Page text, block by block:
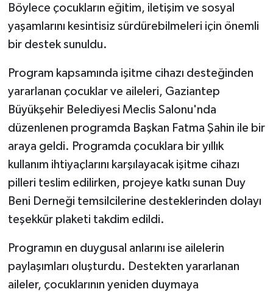
Böylece çocukların eğitim, iletişim ve sosyal
yaşamlarını kesintisiz sürdürebilmeleri için önemli
bir destek sunuldu.
Program kapsamında işitme cihazı desteğinden
yararlanan çocuklar ve aileleri, Gaziantep
Büyükşehir Belediyesi Meclis Salonu'nda
düzenlenen programda Başkan Fatma Şahin ile bir
araya geldi. Programda çocuklara bir yıllık
kullanım ihtiyaçlarını karşılayacak işitme cihazı
pilleri teslim edilirken, projeye katkı sunan Duy
Beni Derneği temsilcilerine desteklerinden dolayı
teşekkür plaketi takdim edildi.
Programın en duygusal anlarını ise ailelerin
paylaşımları oluşturdu. Destekten yararlanan
aileler, çocuklarının yeniden duymaya